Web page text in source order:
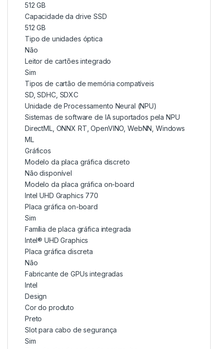
512 GB
Capacidade da drive SSD
512 GB
Tipo de unidades óptica
Não
Leitor de cartões integrado
Sim
Tipos de cartão de memória compatíveis
SD, SDHC, SDXC
Unidade de Processamento Neural (NPU)
Sistemas de software de IA suportados pela NPU
DirectML, ONNX RT, OpenVINO, WebNN, Windows
ML
Gráficos
Modelo da placa gráfica discreto
Não disponível
Modelo da placa gráfica on-board
Intel UHD Graphics 770
Placa gráfica on-board
Sim
Família de placa gráfica integrada
Intel® UHD Graphics
Placa gráfica discreta
Não
Fabricante de GPUs integradas
Intel
Design
Cor do produto
Preto
Slot para cabo de segurança
Sim